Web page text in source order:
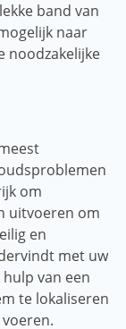
band van
naar
noodzakelijke
om
uitvoeren om
en
met uw
van een
te lokaliseren